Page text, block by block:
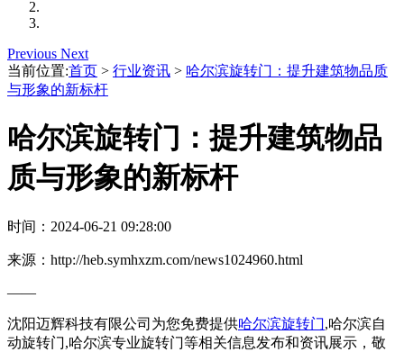
Previous Next
当前位置:首页 > 行业资讯 > 哈尔滨旋转门：提升建筑物品质
与形象的新标杆
哈尔滨旋转门：提升建筑物品
质与形象的新标杆
时间：2024-06-21 09:28:00
来源：http://heb.symhxzm.com/news1024960.html
——
沈阳迈辉科技有限公司为您免费提供哈尔滨旋转门,哈尔滨自
动旋转门,哈尔滨专业旋转门等相关信息发布和资讯展示，敬